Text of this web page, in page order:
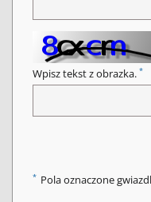
Wpisz tekst z obrazka. *
* Pola oznaczone